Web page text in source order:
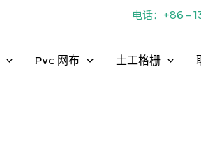
电话：+86 -
Pvc 网布 土工格栅